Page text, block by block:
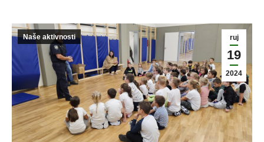
ruj
19
2024
Naše aktivnosti